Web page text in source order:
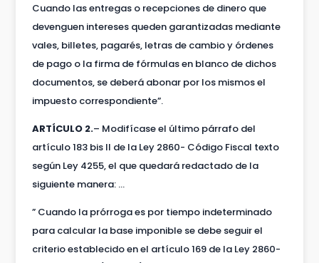
Cuando las entregas o recepciones de dinero que
devenguen intereses queden garantizadas mediante
vales, billetes, pagarés, letras de cambio y órdenes
de pago o la firma de fórmulas en blanco de dichos
documentos, se deberá abonar por los mismos el
impuesto correspondiente”.
ARTÍCULO 2.– Modifícase el último párrafo del
artículo 183 bis II de la Ley 2860- Código Fiscal texto
según Ley 4255, el que quedará redactado de la
siguiente manera: …
” Cuando la prórroga es por tiempo indeterminado
para calcular la base imponible se debe seguir el
criterio establecido en el artículo 169 de la Ley 2860-